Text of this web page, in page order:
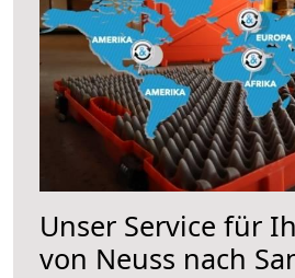
Unser Service für
von Neuss nach